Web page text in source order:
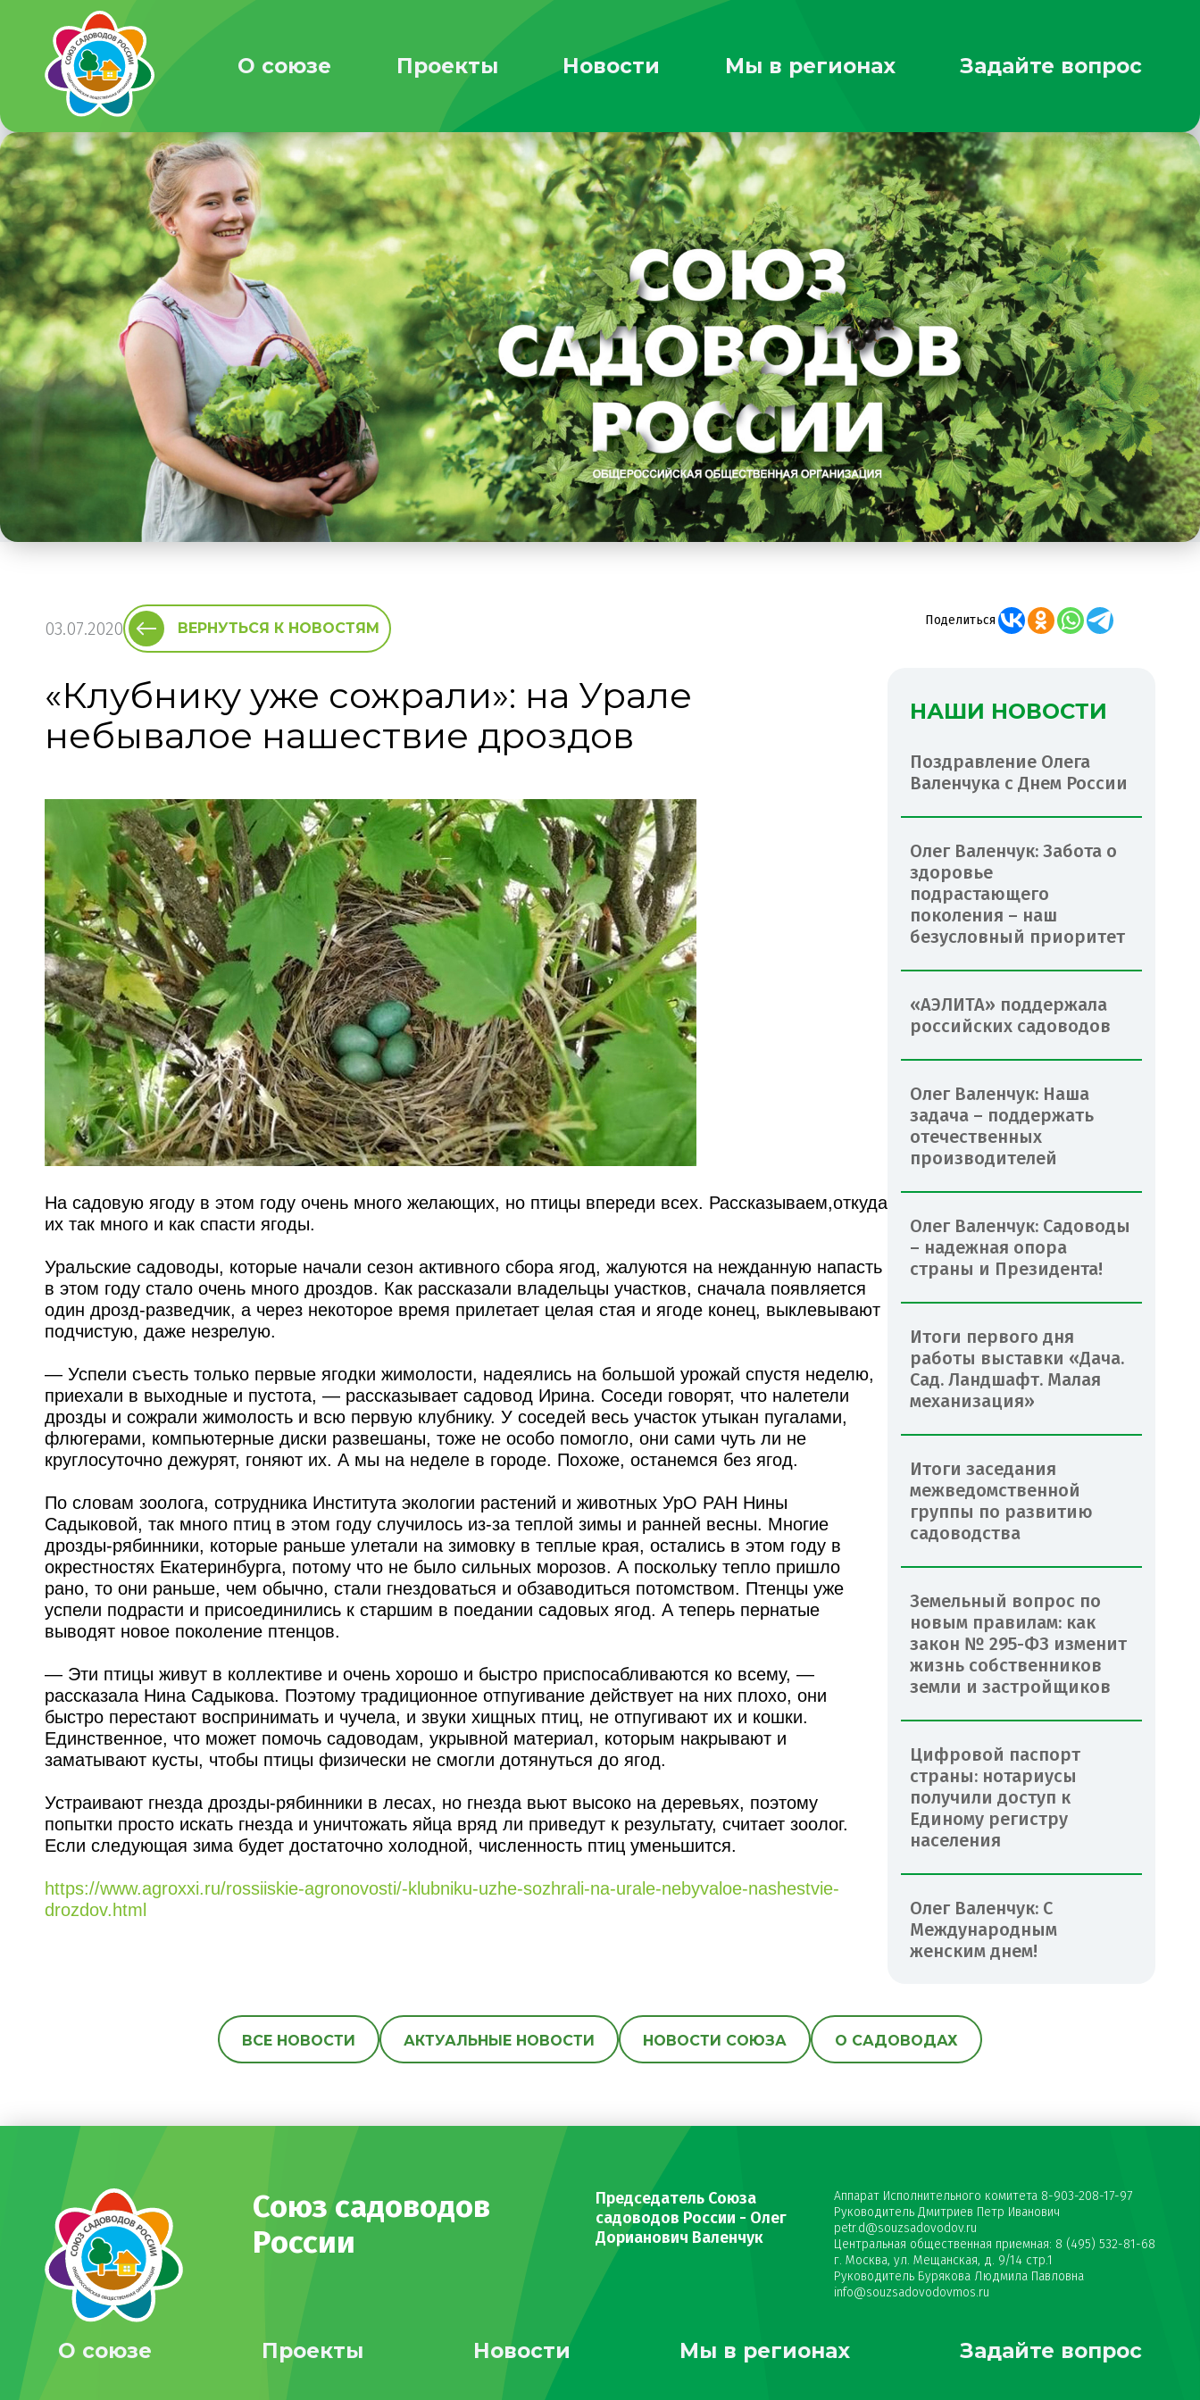
О союзе Проекты Новости Мы в регионах Задайте вопрос
03.07.2020 ВЕРНУТЬСЯ К НОВОСТЯМ
«Клубнику уже сожрали»: на Урале
небывалое нашествие дроздов
На садовую ягоду в этом году очень много желающих, но птицы впереди всех. Рассказываем,откуда
их так много и как спасти ягоды.
Уральские садоводы, которые начали сезон активного сбора ягод, жалуются на нежданную напасть
в этом году стало очень много дроздов. Как рассказали владельцы участков, сначала появляется
один дрозд-разведчик, а через некоторое время прилетает целая стая и ягоде конец, выклевывают
подчистую, даже незрелую.
— Успели съесть только первые ягодки жимолости, надеялись на большой урожай спустя неделю,
приехали в выходные и пустота, — рассказывает садовод Ирина. Соседи говорят, что налетели
дрозды и сожрали жимолость и всю первую клубнику. У соседей весь участок утыкан пугалами,
флюгерами, компьютерные диски развешаны, тоже не особо помогло, они сами чуть ли не
круглосуточно дежурят, гоняют их. А мы на неделе в городе. Похоже, останемся без ягод.
По словам зоолога, сотрудника Института экологии растений и животных УрО РАН Нины
Садыковой, так много птиц в этом году случилось из-за теплой зимы и ранней весны. Многие
дрозды-рябинники, которые раньше улетали на зимовку в теплые края, остались в этом году в
окрестностях Екатеринбурга, потому что не было сильных морозов. А поскольку тепло пришло
рано, то они раньше, чем обычно, стали гнездоваться и обзаводиться потомством. Птенцы уже
успели подрасти и присоединились к старшим в поедании садовых ягод. А теперь пернатые
выводят новое поколение птенцов.
— Эти птицы живут в коллективе и очень хорошо и быстро приспосабливаются ко всему, —
рассказала Нина Садыкова. Поэтому традиционное отпугивание действует на них плохо, они
быстро перестают воспринимать и чучела, и звуки хищных птиц, не отпугивают их и кошки.
Единственное, что может помочь садоводам, укрывной материал, которым накрывают и
заматывают кусты, чтобы птицы физически не смогли дотянуться до ягод.
Устраивают гнезда дрозды-рябинники в лесах, но гнезда вьют высоко на деревьях, поэтому
попытки просто искать гнезда и уничтожать яйца вряд ли приведут к результату, считает зоолог.
Если следующая зима будет достаточно холодной, численность птиц уменьшится.
https://www.agroxxi.ru/rossiiskie-agronovosti/-klubniku-uzhe-sozhrali-na-urale-nebyvaloe-nashestvie-
drozdov.html
Поделиться
НАШИ НОВОСТИ
Поздравление Олега
Валенчука с Днем России
Олег Валенчук: Забота о
здоровье
подрастающего
поколения – наш
безусловный приоритет
«АЭЛИТА» поддержала
российских садоводов
Олег Валенчук: Наша
задача – поддержать
отечественных
производителей
Олег Валенчук: Садоводы
– надежная опора
страны и Президента!
Итоги первого дня
работы выставки «Дача.
Сад. Ландшафт. Малая
механизация»
Итоги заседания
межведомственной
группы по развитию
садоводства
Земельный вопрос по
новым правилам: как
закон № 295-ФЗ изменит
жизнь собственников
земли и застройщиков
Цифровой паспорт
страны: нотариусы
получили доступ к
Единому регистру
населения
Олег Валенчук: С
Международным
женским днем!
ВСЕ НОВОСТИ АКТУАЛЬНЫЕ НОВОСТИ НОВОСТИ СОЮЗА О САДОВОДАХ
Союз садоводов
России
Председатель Союза
садоводов России - Олег
Дорианович Валенчук
Аппарат Исполнительного комитета 8-903-208-17-97
Руководитель Дмитриев Петр Иванович
petr.d@souzsadovodov.ru
Центральная общественная приемная: 8 (495) 532-81-68
г. Москва, ул. Мещанская, д. 9/14 стр.1
Руководитель Бурякова Людмила Павловна
info@souzsadovodovmos.ru
О союзе Проекты Новости Мы в регионах Задайте вопрос